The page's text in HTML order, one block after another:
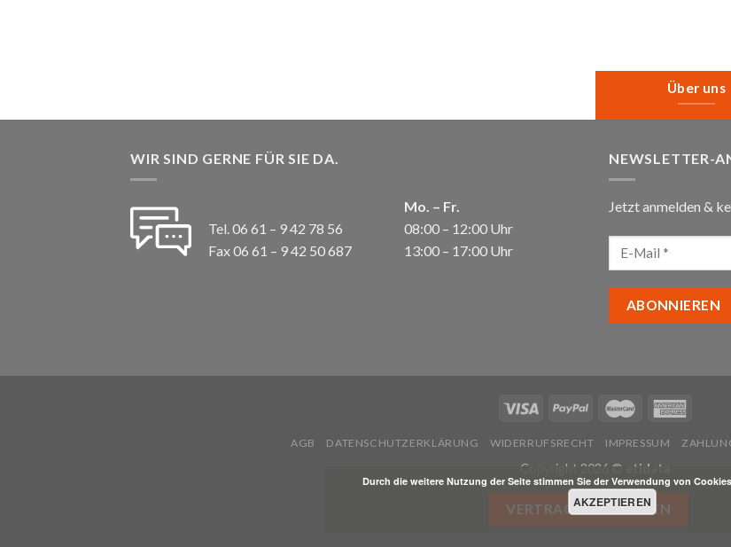
Über uns
WIR SIND GERNE FÜR SIE DA.
Tel. 06 61 – 9 42 78 56
Fax 06 61 – 9 42 50 687
Mo. – Fr.
08:00 – 12:00 Uhr
13:00 – 17:00 Uhr
NEWSLETTER-
Jetzt anmelden &
AGB DATENSCHUTZERKLÄRUNG WIDERRUFSRECHT IMPRESSUM
Copyright 2026 © etidata
VERTRAG WIDERRUFEN
Durch die weitere Nutzung der Seite stimmen Sie der Verwendung von
AKZEPTIEREN